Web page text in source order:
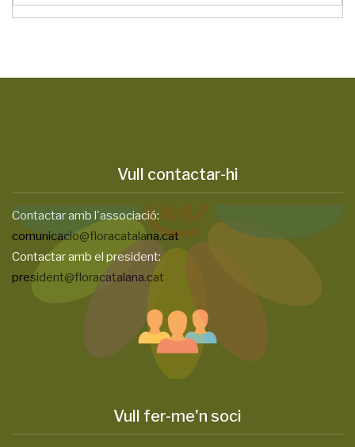
Vull contactar-hi
Contactar amb l'associació:
comunicacio@floracatalana.cat
Contactar amb el president:
president@floracatalana.cat
Vull fer-me'n soci